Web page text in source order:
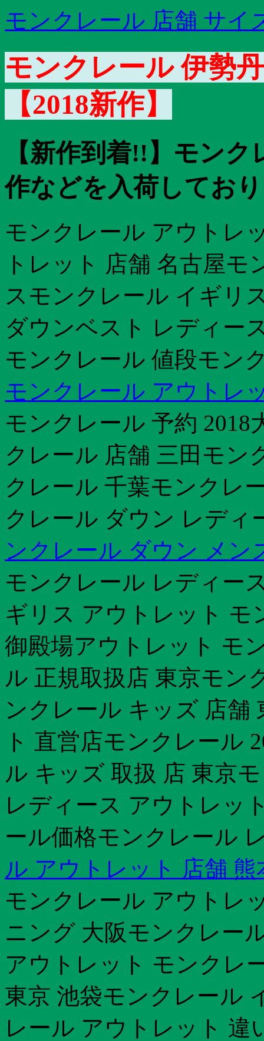
モンクレール 店舗 サイ
モンクレール 伊勢
【2018新作】
【新作到着!!】モン
作などを入荷してお
モンクレール アウトレ
トレット 店舗 名古屋モ
スモンクレール イギリ
ダウンベスト レディー
モンクレール 値段モン
モンクレール アウトレ
モンクレール 予約
クレール 店舗 三田モン
クレール 千葉モンクレ
クレール ダウン レディ
ンクレール ダウン メン
モンクレール レディー
ギリス アウトレット モ
御殿場アウトレット モ
ル 正規取扱店 東京モン
ンクレール キッズ 店舗
ト 直営店モンクレール
ル キッズ 取扱 店 東京
レディース アウトレッ
ール価格モンクレール
ル アウトレット 店舗 熊
モンクレール アウトレ
ニング 大阪モンクレー
アウトレット モンクレ
東京 池袋モンクレール
レール アウトレット 違